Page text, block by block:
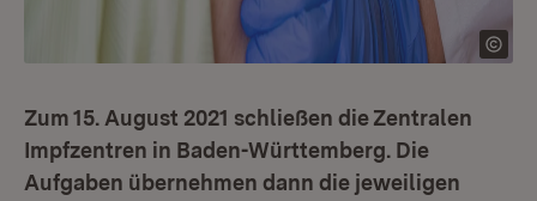
Zum 15. August 2021 schließen die Zentralen
Impfzentren in Baden-Württemberg. Die
Aufgaben übernehmen dann die jeweiligen